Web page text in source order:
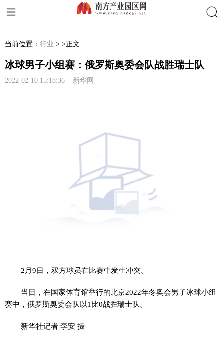
当前位置： 行业 > >正文
冰球男子小组赛：俄罗斯奥委会队战胜瑞士队
2022-02-10 15:18:36 新华网
2月9日，双方球员在比赛中发生冲突。
当日，在国家体育馆举行的北京2022年冬奥会男子冰球小组
赛中，俄罗斯奥委会队以1比0战胜瑞士队。
新华社记者 李安 摄